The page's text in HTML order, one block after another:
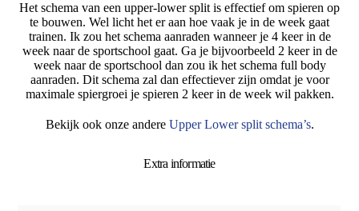
Het schema van een upper-lower split is effectief om spieren op
te bouwen. Wel licht het er aan hoe vaak je in de week gaat
trainen. Ik zou het schema aanraden wanneer je 4 keer in de
week naar de sportschool gaat. Ga je bijvoorbeeld 2 keer in de
week naar de sportschool dan zou ik het schema full body
aanraden. Dit schema zal dan effectiever zijn omdat je voor
maximale spiergroei je spieren 2 keer in de week wil pakken.
Bekijk ook onze andere Upper Lower split schema’s.
Extra informatie